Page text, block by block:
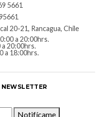
5661‬
20-21, Rancagua, Chile
a 20:00hrs.
a 20:00hrs.
a 18:00hrs.
Notifícame